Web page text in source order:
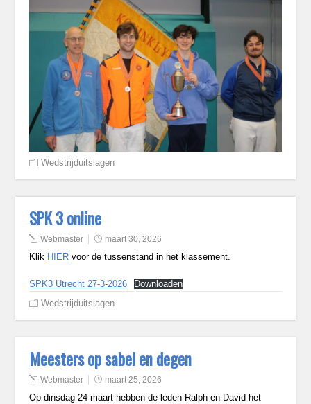
Wedstrijduitslagen
SPK 3 online
Webmaster maart 30, 2026
Klik HIERvoor de tussenstand in het klassement.
SPK3 Utrecht 27-3-2026
Downloaden
Wedstrijduitslagen
Meesters op sabel en degen
Webmaster maart 25, 2026
Op dinsdag 24 maart hebben de leden Ralph en David het